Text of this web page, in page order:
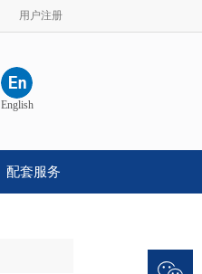
用户注册
English
配套服务